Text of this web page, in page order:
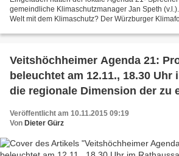
gemeindliche Klimaschutzmanager Jan Speth
Welt mit dem Klimaschutz? Der Würzburger
Veitshöchheimer Agenda 21:
beleuchtet am 12.11., 18.30 Uhr
die regionale Dimension der zu
Veröffentlicht am 10.11.2015 09:19
Von Dieter Gürz